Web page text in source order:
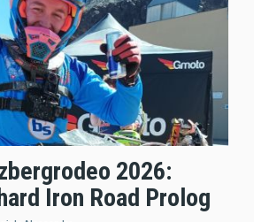
2026:
Iron Road Prolog